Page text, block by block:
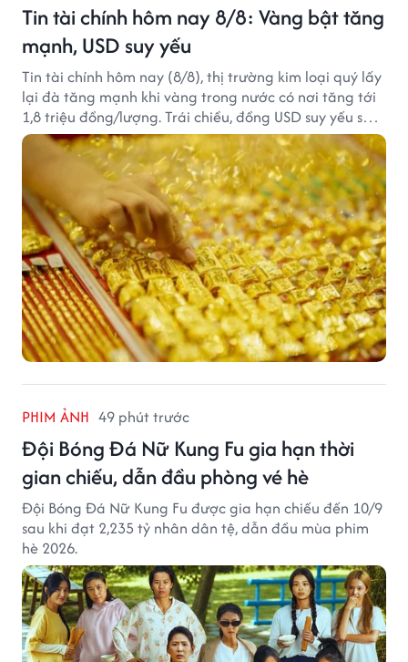
Tin tài chính hôm nay 8/8: Vàng bật tăng
mạnh, USD suy yếu
Tin tài chính hôm nay (8/8), thị trường kim loại quý lấy
lại đà tăng mạnh khi vàng trong nước có nơi tăng tới
1,8 triệu đồng/lượng. Trái chiều, đồng USD suy yếu sau
báo cáo việc làm Mỹ kém tích cực.
PHIM ẢNH 49 phút trước
Đội Bóng Đá Nữ Kung Fu gia hạn thời
gian chiếu, dẫn đầu phòng vé hè
Đội Bóng Đá Nữ Kung Fu được gia hạn chiếu đến 10/9
sau khi đạt 2,235 tỷ nhân dân tệ, dẫn đầu mùa phim
hè 2026.